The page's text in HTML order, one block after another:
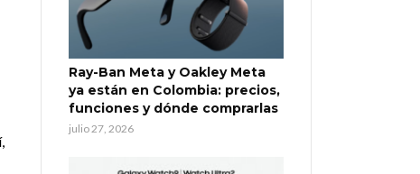
Ray-Ban Meta y Oakley Meta
ya están en Colombia: precios,
funciones y dónde comprarlas
julio 27, 2026